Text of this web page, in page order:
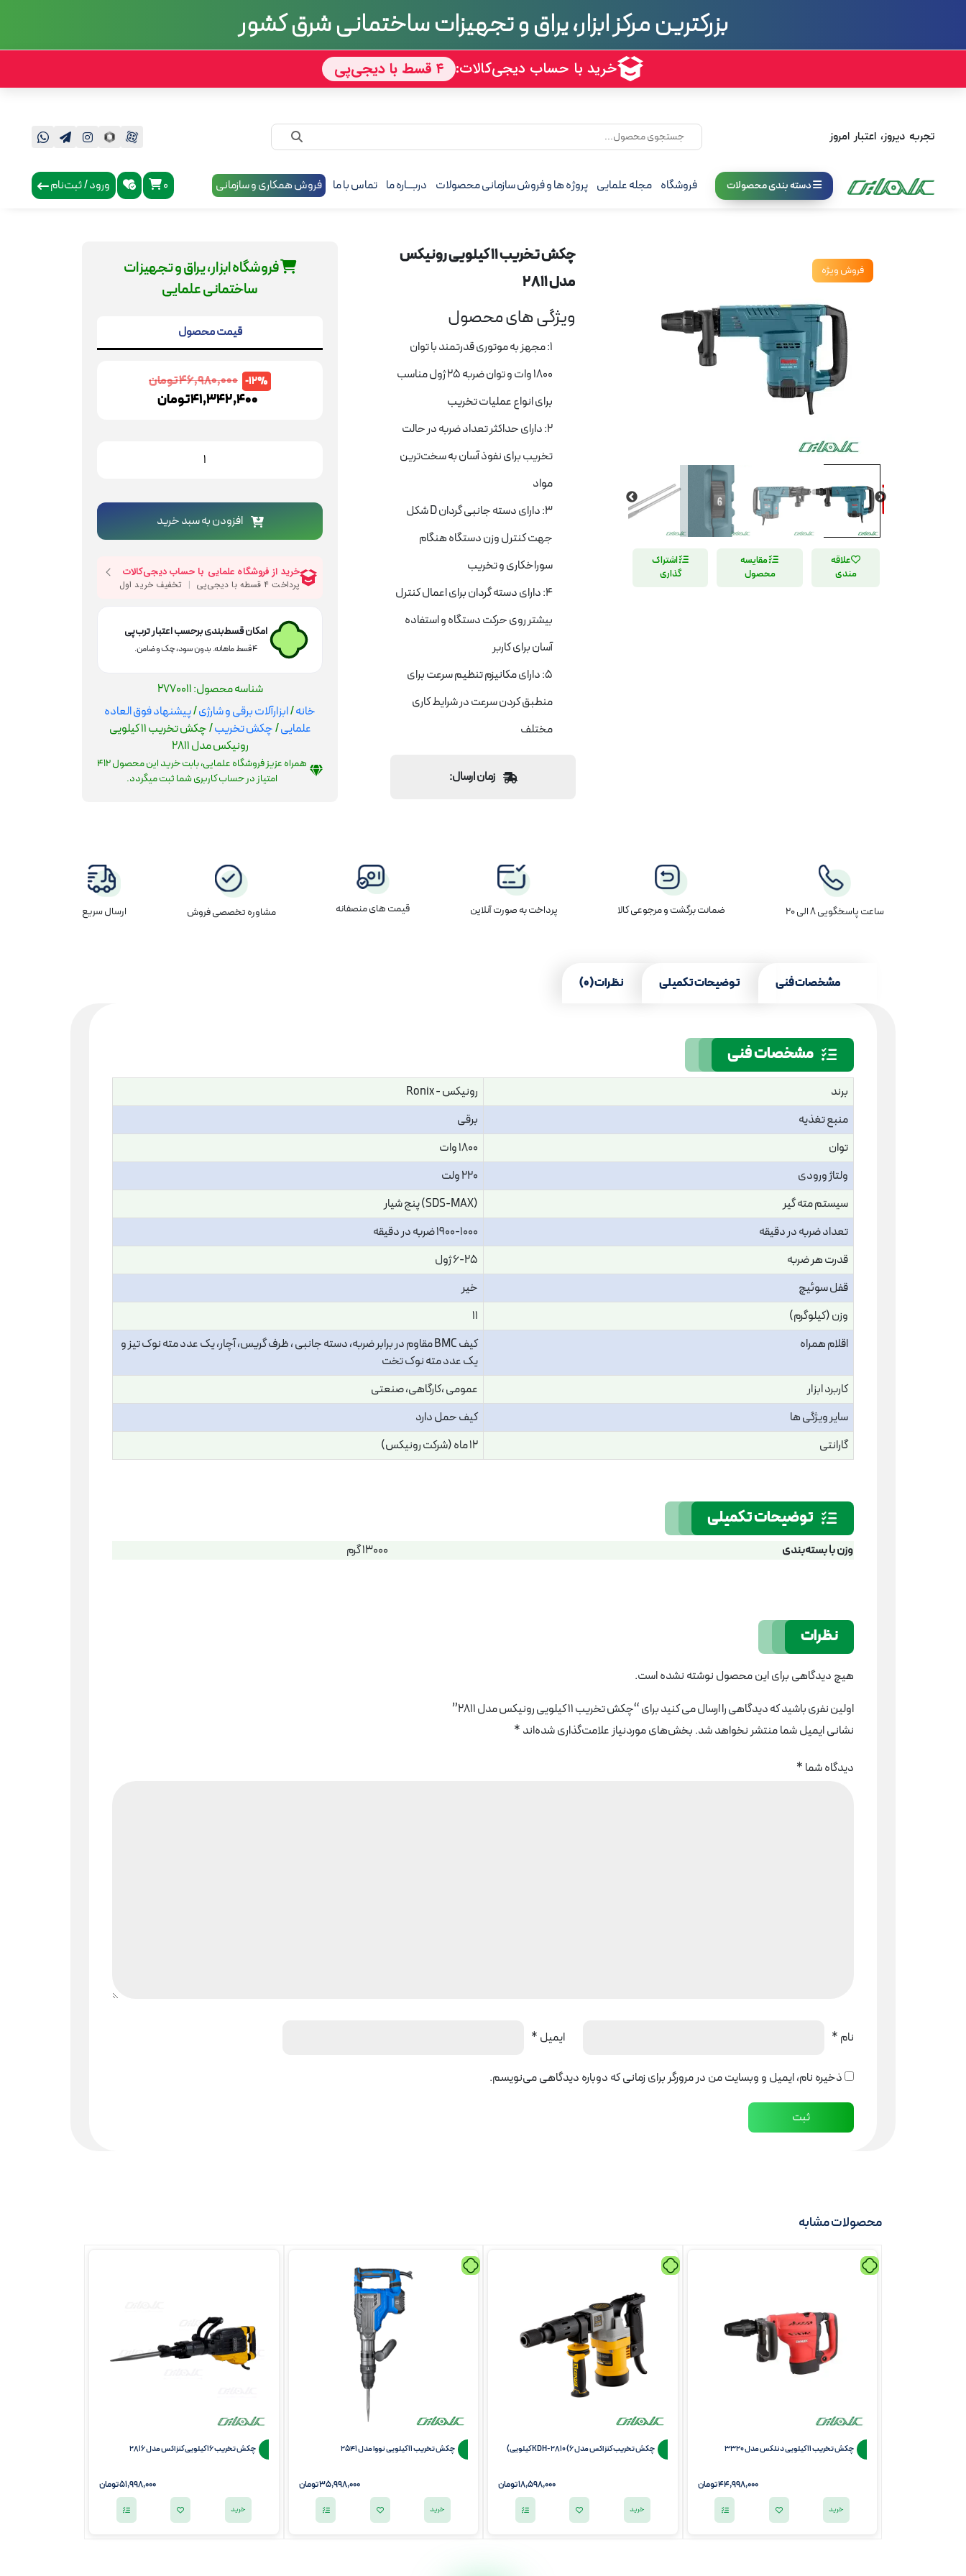
70 سال تجربه
تجربه دیروز، اعتبار امروز
دسته بندی محصولات فروشگاه مجله علمایی پروژه ها و فروش سازمانی محصولات دربـــاره ما تماس با ما فروش همکاری و سازمانی 0 ورود / ثبت‌نام
فروش ویژه
علاقه
مندی
مقایسه
محصول
اشتراک
گذاری
چکش تخریب 11 کیلویی رونیکس
مدل 2811
ویژگی های محصول
1: مجهز به موتوری قدرتمند با توان
1800 وات و توان ضربه 25 ژول مناسب
برای انواع عملیات تخریب
2: دارای حداکثر تعداد ضربه در حالت
تخریب برای نفوذ آسان به سخت‌ترین
مواد
3: دارای دسته جانبی گردان D شکل
جهت کنترل وزن دستگاه هنگام
سوراخکاری و تخریب
4: دارای دسته گردان برای اعمال کنترل
بیشتر روی حرکت دستگاه و استفاده
آسان برای کاربر
5: دارای مکانیزم تنظیم سرعت برای
منطبق کردن سرعت در شرایط کاری
مختلف
زمان ارسال:
فروشگاه ابزار، یراق و تجهیزات
ساختمانی علمایی
قیمت محصول
-12%
46,980,000تومان
41,342,400تومان
رونیکس
مدل
2811
افزودن به سبد خرید
امکان قسط‌بندی برحسب اعتبار ترب‌پی
۴ قسط ماهانه. بدون سود، چک و ضامن.
شناسه محصول:2770011
خانه/ابزارآلات برقی و شارژی/پیشنهاد فوق العاده
علمایی/چکش تخریب
/ چکش تخریب 11 کیلویی
رونیکس مدل 2811
همراه عزیز فروشگاه علمایی، بابت خرید این محصول412
امتیاز در حساب کاربری شما ثبت میگردد.
ساعت پاسخگویی 8 الی 20 ضمانت برگشت و مرجوعی کالا پرداخت به صورت آنلاین قیمت های منصفانه مشاوره تخصصی فروش ارسال سریع
مشخصات فنی توضیحات تکمیلی نظرات (0)
مشخصات فنی
برند
رونیکس - Ronix
منبع تغذیه
برقی
توان
1800 وات
ولتاژ ورودی
220 ولت
سیستم مته گیر
(SDS-MAX) پنج شیار
تعداد ضربه در دقیقه
1900-1000 ضربه در دقیقه
قدرت هر ضربه
6-25 ژول
قفل سوئیچ
خیر
وزن (کیلوگرم)
11
اقلام همراه
کیف BMC مقاوم در برابر ضربه، دسته جانبی ، ظرف گریس، آچار، یک عدد مته نوک تیز و
یک عدد مته نوک تخت
کاربرد ابزار
عمومی ،کارگاهی، صنعتی
سایر ویژگی ها
کیف حمل دارد
گارانتی
12 ماه (شرکت رونیکس)
توضیحات تکمیلی
وزن با بسته‌بندی 13000 گرم
نظرات
هیچ دیدگاهی برای این محصول نوشته نشده است.
اولین نفری باشید که دیدگاهی را ارسال می کنید برای “چکش تخریب 11 کیلویی رونیکس مدل 2811”
نشانی ایمیل شما منتشر نخواهد شد. بخش‌های موردنیاز علامت‌گذاری شده‌اند *
دیدگاه شما *
نام * ایمیل *
ذخیره نام، ایمیل و وبسایت من در مرورگر برای زمانی که دوباره دیدگاهی می‌نویسم.
محصولات مشابه
چکش تخریب 11 کیلویی دنلکس مدل 3320
44,998,000تومان
خرید
چکش تخریب کنزاکس مدل KDH-2810 (6 کیلویی)
18,598,000تومان
خرید
چکش تخریب 11 کیلویی نووا مدل 2541
35,998,000تومان
خرید
چکش تخریب 16 کیلویی کنزاکس مدل 2816
51,998,000تومان
خرید